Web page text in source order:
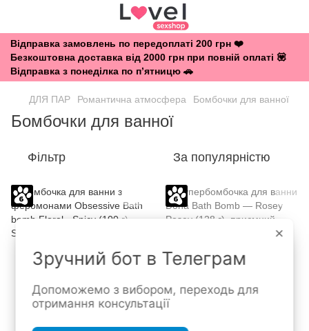
Відправка замовлень по передоплаті 200 грн ❤️
Безкоштовна доставка від 2000 грн при повній оплаті 💟
Відправка з понеділка по п’ятницю 🚗
ДЛЯ ПАР Романтична атмосфера Бомбочки для ванної
Бомбочки для ванної
Фільтр За популярністю
Зручний бот в Телеграм
Допоможемо з вибором, переходь для
отримання консультації
×